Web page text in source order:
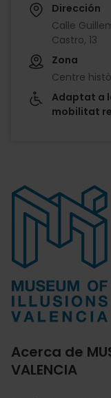
Dirección
Calle
Castro, 13
Zona
Centre
Adaptat a
mobilitat
Acerca de
VALENCIA
Imagen